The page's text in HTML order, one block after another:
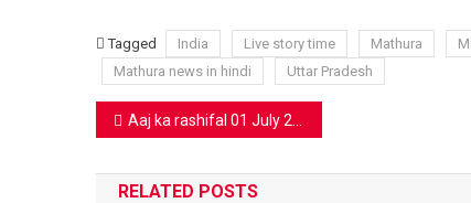
Tagged India Live story time Mathura
Mathura news in hindi
Uttar Pradesh
Post
navigation
Aaj ka rashifal 01 July 2020: इस राशि वाले लोगों के लिए अच्छी ख़बर लाभ के अवसर आएंगे हाथ
RELATED POSTS